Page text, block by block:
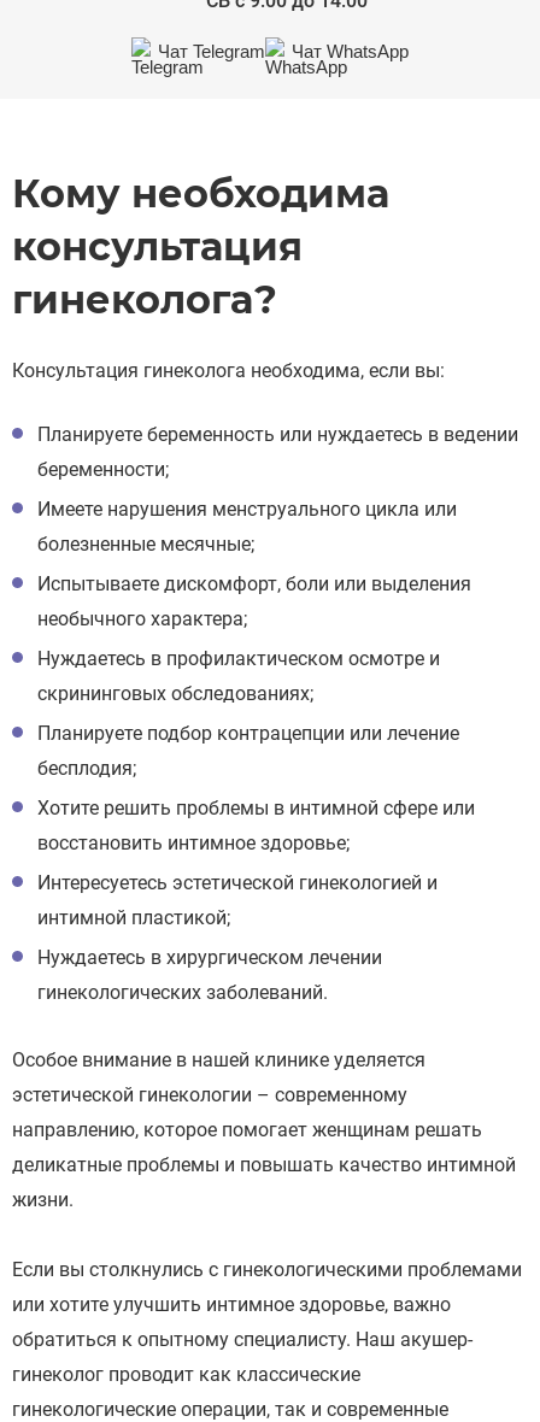
Чат Telegram Чат WhatsApp
Кому необходима
консультация
гинеколога?
Консультация гинеколога необходима, если вы:
Планируете беременность или нуждаетесь в ведении
беременности;
Имеете нарушения менструального цикла или
болезненные месячные;
Испытываете дискомфорт, боли или выделения
необычного характера;
Нуждаетесь в профилактическом осмотре и
скрининговых обследованиях;
Планируете подбор контрацепции или лечение
бесплодия;
Хотите решить проблемы в интимной сфере или
восстановить интимное здоровье;
Интересуетесь эстетической гинекологией и
интимной пластикой;
Нуждаетесь в хирургическом лечении
гинекологических заболеваний.
Особое внимание в нашей клинике уделяется
эстетической гинекологии – современному
направлению, которое помогает женщинам решать
деликатные проблемы и повышать качество интимной
жизни.
Если вы столкнулись с гинекологическими проблемами
или хотите улучшить интимное здоровье, важно
обратиться к опытному специалисту. Наш акушер-
гинеколог проводит как классические
гинекологические операции, так и современные